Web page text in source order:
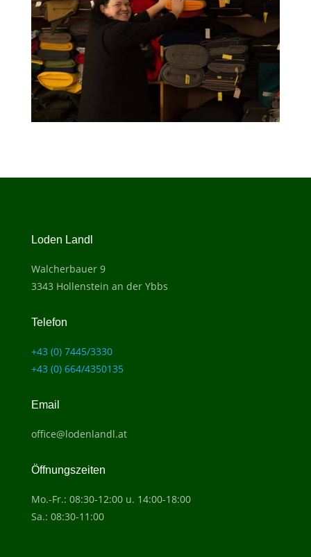
Loden Landl
Walcherbauer 9
3343 Hollenstein an der Ybbs
Telefon
+43 (0) 7445/3330
+43 (0) 664/4350135
Email
office@lodenlandl.at
Öffnungszeiten
Mo.-Fr.: 08:30-12:00 u. 14:00-18:00
Sa.: 08:30-11:00